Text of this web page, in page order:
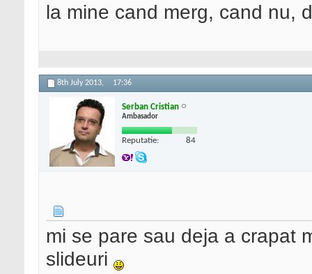
la mine cand merg, cand nu,
8th July 2013, 17:36
Serban Cristian
Ambasador
Reputatie: 84
mi se pare sau deja a crapat
slideuri